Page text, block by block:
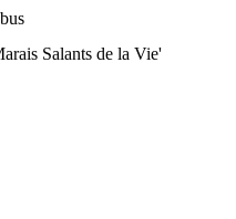
Salants de la Vie'